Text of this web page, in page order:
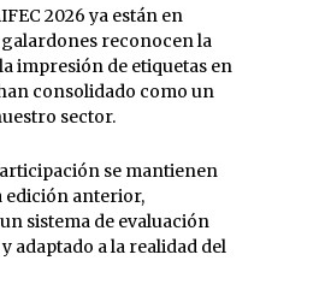
2026 ya están en
galardones reconocen la
impresión de etiquetas en
consolidado como un
sector.
se mantienen
edición anterior,
sistema de evaluación
adaptado a la realidad del